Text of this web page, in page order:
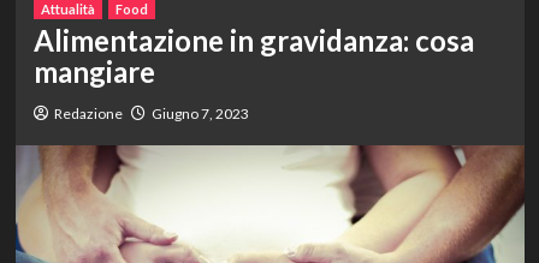
Attualità Food
Alimentazione in gravidanza: cosa
mangiare
Redazione Giugno 7, 2023